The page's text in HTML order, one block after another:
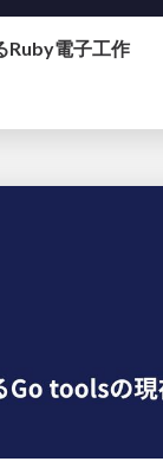
Ruby電子工作